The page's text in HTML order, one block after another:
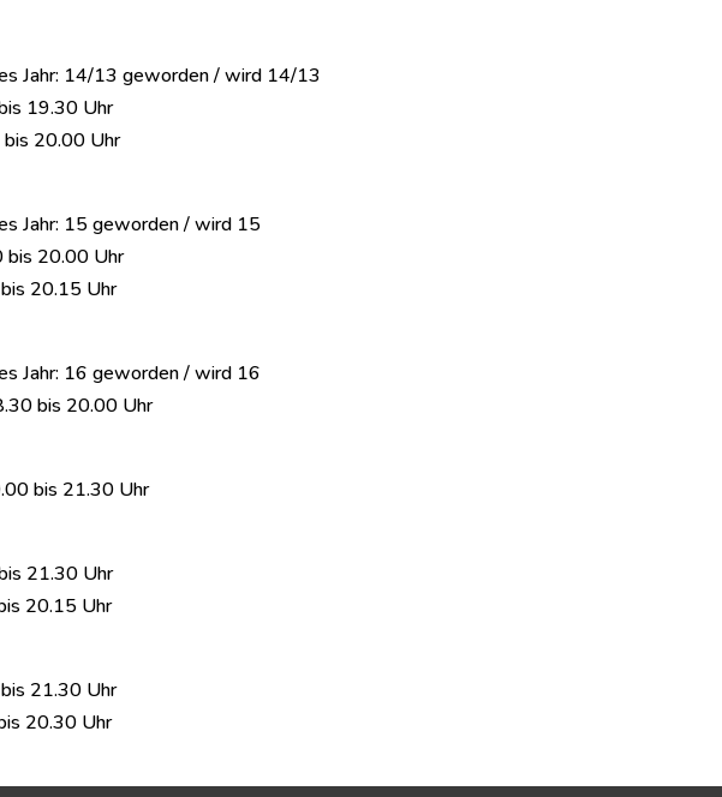
Jahr: 14/13 geworden / wird 14/13
19.30 Uhr
20.00 Uhr
Jahr: 15 geworden / wird 15
bis 20.00 Uhr
20.15 Uhr
Jahr: 16 geworden / wird 16
bis 20.00 Uhr
bis 21.30 Uhr
21.30 Uhr
20.15 Uhr
21.30 Uhr
20.30 Uhr